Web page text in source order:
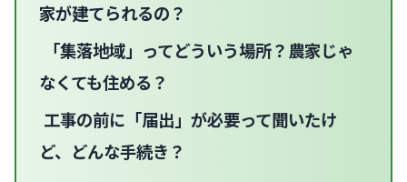
家が建てられるの？
「集落地域」ってどういう場所？農家じゃ
なくても住める？
工事の前に「届出」が必要って聞いたけ
ど、どんな手続き？